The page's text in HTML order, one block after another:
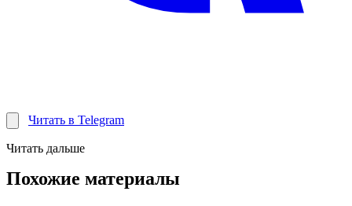
Читать в Telegram
Читать дальше
Похожие материалы